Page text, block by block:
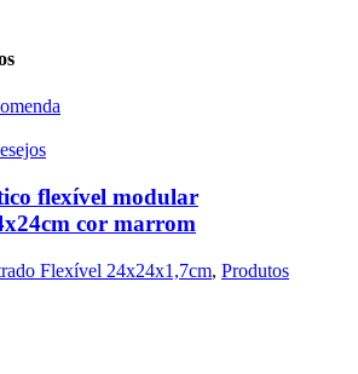
flexível modular
cor marrom
Flexível 24x24x1,7cm, Produtos